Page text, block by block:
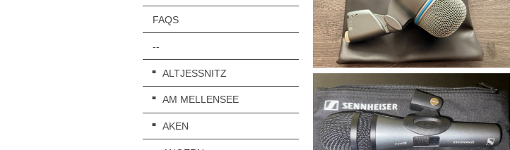
FAQS
--
ALTJESSNITZ
AM MELLENSEE
AKEN